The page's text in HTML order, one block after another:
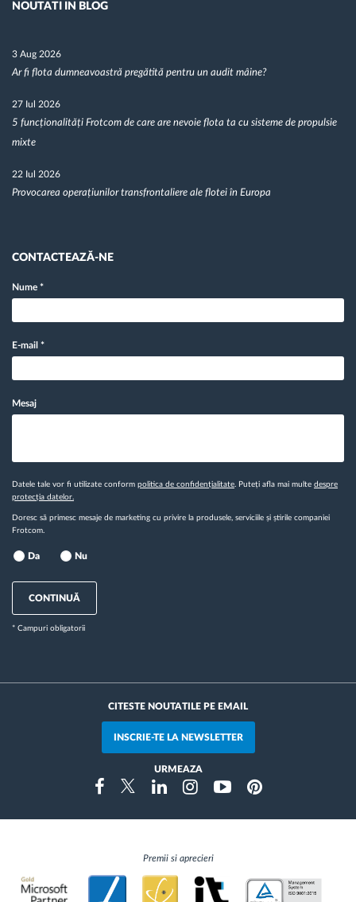
NOUTATI IN BLOG
3 Aug 2026
Ar fi flota dumneavoastră pregătită pentru un audit mâine?
27 Iul 2026
5 funcționalități Frotcom de care are nevoie flota ta cu sisteme de propulsie
mixte
22 Iul 2026
Provocarea operațiunilor transfrontaliere ale flotei în Europa
CONTACTEAZĂ-NE
Nume *
E-mail *
Mesaj
Datele tale vor fi utilizate conform politica de confidențialitate. Puteți afla mai multe despre
protecția datelor.
Doresc să primesc mesaje de marketing cu privire la produsele, serviciile și știrile companiei
Frotcom.
Da Nu
CONTINUĂ
* Campuri obligatorii
CITESTE NOUTATILE PE EMAIL
INSCRIE-TE LA NEWSLETTER
URMEAZA
FacebookTwitterLinkedinInstragramYoutubePinterest
Premii si aprecieri